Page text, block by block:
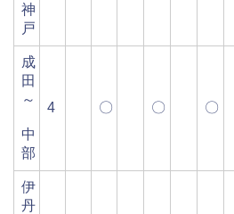
神
戸
成
田
～
中
部
4 〇 〇 〇
伊
丹